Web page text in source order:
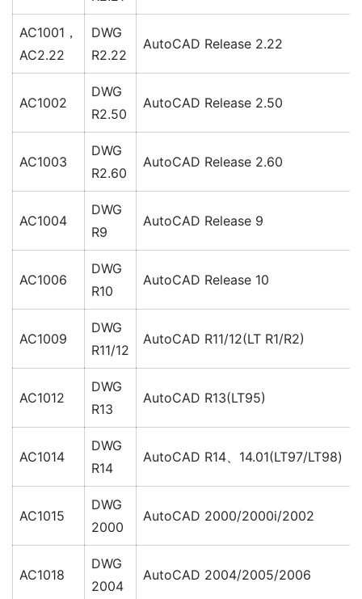
AC1001，
AC2.22
DWG
R2.22
AutoCAD Release 2.22
AC1002
DWG
R2.50
AutoCAD Release 2.50
AC1003
DWG
R2.60
AutoCAD Release 2.60
AC1004
DWG
R9
AutoCAD Release 9
AC1006
DWG
R10
AutoCAD Release 10
AC1009
DWG
R11/12
AutoCAD R11/12(LT R1/R2)
AC1012
DWG
R13
AutoCAD R13(LT95)
AC1014
DWG
R14
AutoCAD R14、14.01(LT97/LT98)
AC1015
DWG
2000
AutoCAD 2000/2000i/2002
AC1018
DWG
2004
AutoCAD 2004/2005/2006